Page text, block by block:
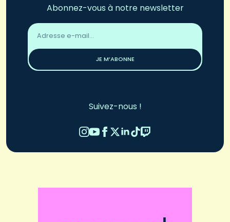
Abonnez-vous à notre newsletter
Adresse
email
JE M’ABONNE
Suivez-nous !